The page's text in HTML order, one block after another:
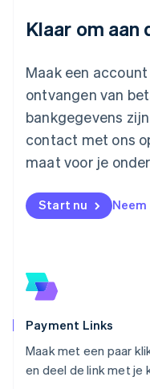
Klaar om aan
Maak een
ontvangen van
bankgegevens
contact met ons
maat voor je
Start nu
Payment Links
Maak met een paar
en deel de link met je
Maleisië
English
Mexico
Español
Nederland
NederlandsEnglish
Nieuw-Zeeland
Noorwegen
English
Oostenrijk
Portugal
Português
Roemenië
Singapore
English简体中文